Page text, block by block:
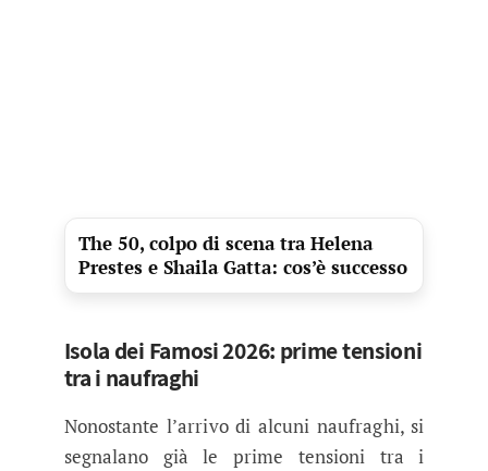
The 50, colpo di scena tra Helena
Prestes e Shaila Gatta: cos’è successo
Isola dei Famosi 2026: prime tensioni
tra i naufraghi
Nonostante l’arrivo di alcuni naufraghi, si
segnalano già le prime tensioni tra i